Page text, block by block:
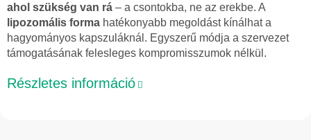
ahol szükség van rá – a csontokba, ne az erekbe. A
lipozomális forma hatékonyabb megoldást kínálhat a
hagyományos kapszuláknál. Egyszerű módja a szervezet
támogatásának felesleges kompromisszumok nélkül.
Részletes információ